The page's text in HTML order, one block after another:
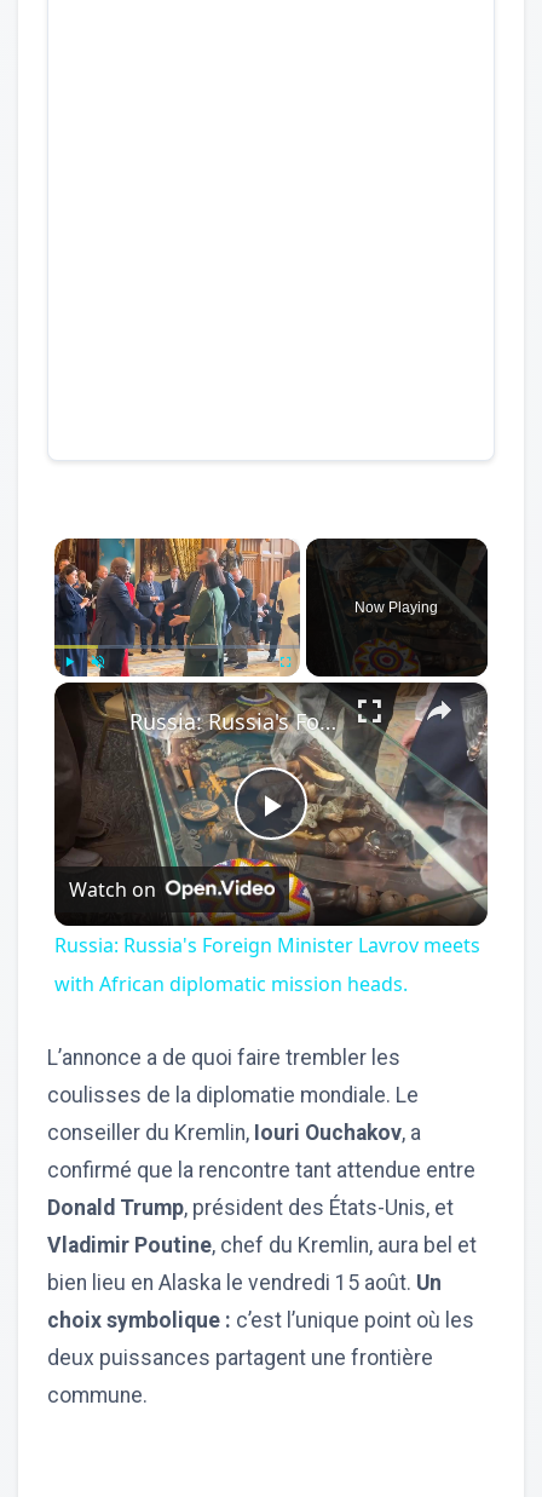
×
Unmute Fullscreen
Now Playing
×
Play
Video
Russia: Russia's Foreign Minister Lavrov meets with African diplomatic mission heads.
Watch on
Russia: Russia's Foreign Minister Lavrov meets
with African diplomatic mission heads.
L’annonce a de quoi faire trembler les
coulisses de la diplomatie mondiale. Le
conseiller du Kremlin, Iouri Ouchakov, a
confirmé que la rencontre tant attendue entre
Donald Trump, président des États-Unis, et
Vladimir Poutine, chef du Kremlin, aura bel et
bien lieu en Alaska le vendredi 15 août. Un
choix symbolique : c’est l’unique point où les
deux puissances partagent une frontière
commune.